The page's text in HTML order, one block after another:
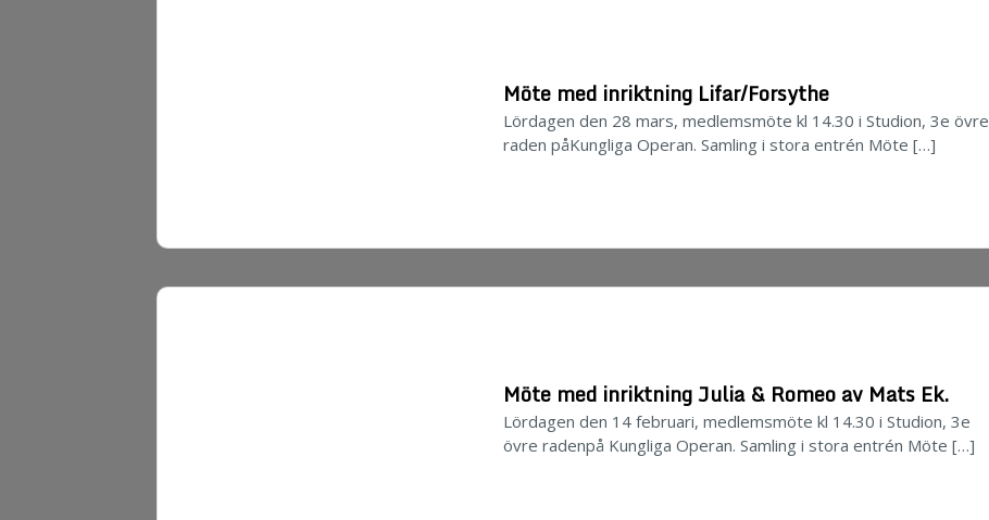
Möte med inriktning Lifar/Forsythe
Lördagen den 28 mars, medlemsmöte kl 14.30 i Studion, 3e övre
raden påKungliga Operan. Samling i stora entrén Möte […]
Möte med inriktning Julia & Romeo av Mats Ek.
Lördagen den 14 februari, medlemsmöte kl 14.30 i Studion, 3e
övre radenpå Kungliga Operan. Samling i stora entrén Möte […]